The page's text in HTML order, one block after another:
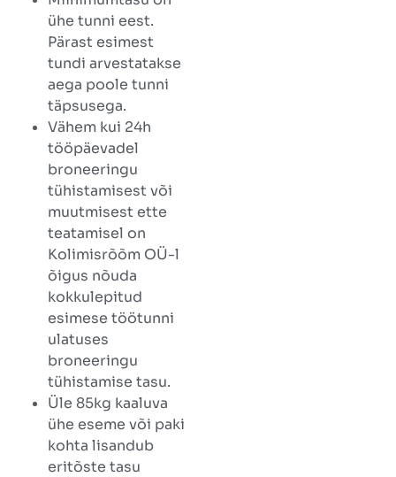
ühe tunni eest.
Pärast esimest
tundi arvestatakse
aega poole tunni
täpsusega.
Vähem kui 24h
tööpäevadel
broneeringu
tühistamisest või
muutmisest ette
teatamisel on
Kolimisrõõm OÜ-l
õigus nõuda
kokkulepitud
esimese töötunni
ulatuses
broneeringu
tühistamise tasu.
Üle 85kg kaaluva
ühe eseme või paki
kohta lisandub
eritõste tasu